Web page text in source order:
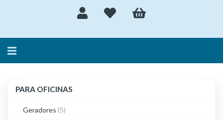
Alternar
OFICINAS
PARA OFICINAS
Geradores (5)